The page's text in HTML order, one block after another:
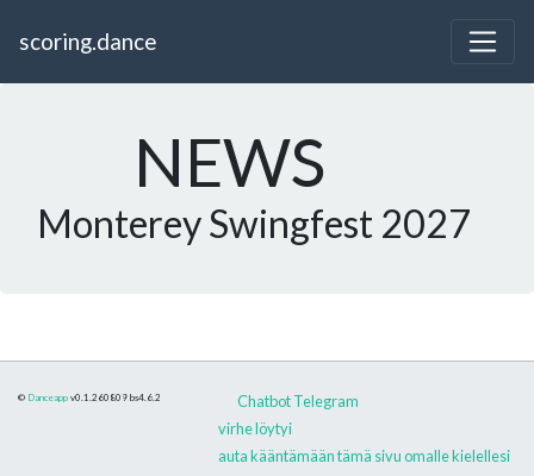
scoring.dance
NEWS
Monterey Swingfest 2027
© Danceapp v0.1.260809 bs4.6.2
Chatbot Telegram
virhe löytyi
auta kääntämään tämä sivu omalle kielellesi